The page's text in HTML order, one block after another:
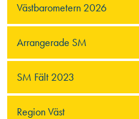
Västbarometern 2026
Arrangerade SM
SM Fält 2023
Region Väst